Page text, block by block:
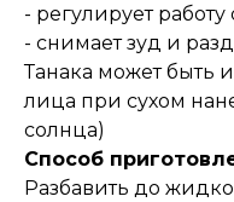
- регулирует
- снимает зуд и
Танака может быть
лица при сухом
солнца)
Способ
Разбавить до